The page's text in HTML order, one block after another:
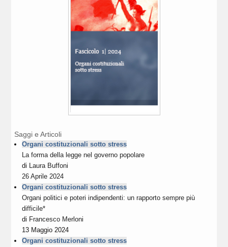
Saggi e Articoli
Organi costituzionali sotto stress
La forma della legge nel governo popolare
di Laura Buffoni
26 Aprile 2024
Organi costituzionali sotto stress
Organi politici e poteri indipendenti: un rapporto sempre più
difficile*
di Francesco Merloni
13 Maggio 2024
Organi costituzionali sotto stress